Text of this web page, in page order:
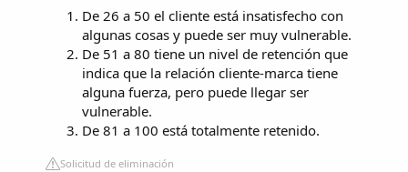
De 26 a 50 el cliente está insatisfecho con
algunas cosas y puede ser muy vulnerable.
De 51 a 80 tiene un nivel de retención que
indica que la relación cliente-marca tiene
alguna fuerza, pero puede llegar ser
vulnerable.
De 81 a 100 está totalmente retenido.
Solicitud de eliminación